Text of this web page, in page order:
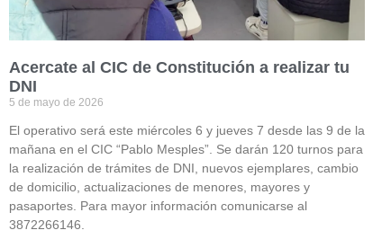
Acercate al CIC de Constitución a realizar tu
DNI
5 de mayo de 2026
El operativo será este miércoles 6 y jueves 7 desde las 9 de la
mañana en el CIC “Pablo Mesples”. Se darán 120 turnos para
la realización de trámites de DNI, nuevos ejemplares, cambio
de domicilio, actualizaciones de menores, mayores y
pasaportes. Para mayor información comunicarse al
3872266146.